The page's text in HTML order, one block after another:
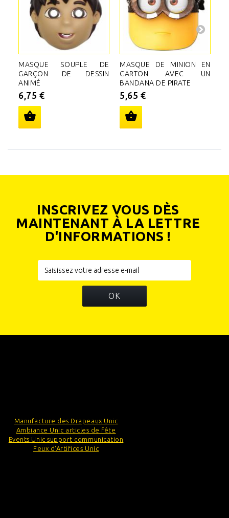
MASQUE SOUPLE DE
GARÇON DE DESSIN
ANIMÉ
6,75 €
MASQUE DE MINION EN
CARTON AVEC UN
BANDANA DE PIRATE
5,65 €
INSCRIVEZ VOUS DÈS
MAINTENANT À LA LETTRE
D'INFORMATIONS !
OK
Manufacture des Drapeaux Unic
Ambiance Unic articles de fête
Events Unic support communication
Feux d'Artifices Unic